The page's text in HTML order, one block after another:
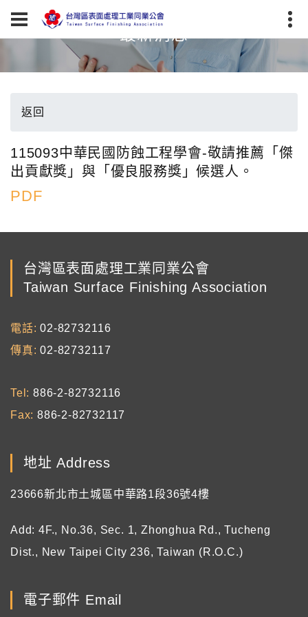
最新消息
返回
115093中華民國防蝕工程學會-敬請推薦「傑
出貢獻獎」與「優良服務獎」候選人。
PDF
台灣區表面處理工業同業公會
Taiwan Surface Finishing Association
電話
02-82732116
傳真
02-82732117
Tel
886-2-82732116
Fax 886-2-82732117
地址 Address
23666新北市土城區中華路1段36號4樓
Add: 4F., No.36, Sec. 1, Zhonghua Rd., Tucheng
Dist., New Taipei City 236, Taiwan (R.O.C.)
電子郵件 Email